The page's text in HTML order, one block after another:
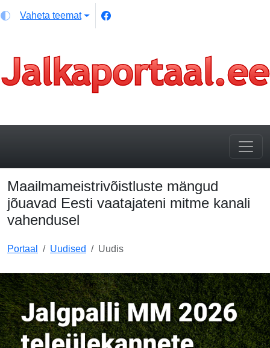
Vaheta teemat
Maailmameistrivõistluste mängud
jõuavad Eesti vaatajateni mitme kanali
vahendusel
Portaal Uudised Uudis